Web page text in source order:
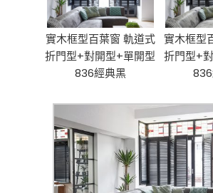
實木框型百葉窗 軌道式
折門型+對開型+單開型
836經典黑
實木框型
折門型+